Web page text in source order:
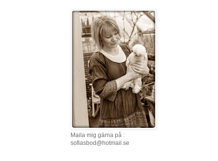
Maila mig gärna på :
sofiasbod@hotmail.se